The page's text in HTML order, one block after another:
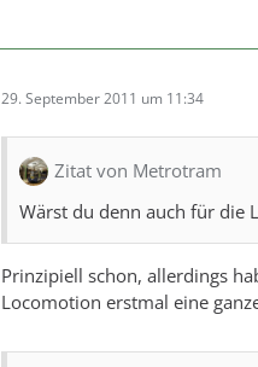
29. September 2011 um 11:34
Zitat von Metrotram
Wärst du denn auch für die
Prinzipiell schon, allerdings
Locomotion erstmal eine